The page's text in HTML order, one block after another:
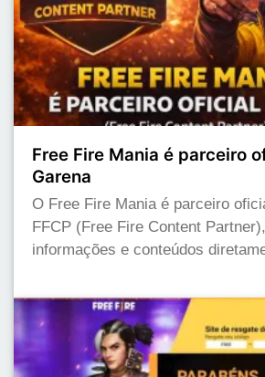
Free Fire Mania é parceiro
Garena
O Free Fire Mania é parceiro
FFCP (Free Fire Content
informações e conteúdos